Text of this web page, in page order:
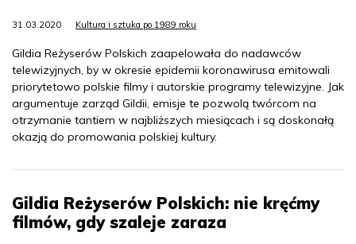
31.03.2020 Kultura i sztuka po 1989 roku
Gildia Reżyserów Polskich zaapelowała do nadawców
telewizyjnych, by w okresie epidemii koronawirusa emitowali
priorytetowo polskie filmy i autorskie programy telewizyjne. Jak
argumentuje zarząd Gildii, emisje te pozwolą twórcom na
otrzymanie tantiem w najbliższych miesiącach i są doskonałą
okazją do promowania polskiej kultury.
Gildia Reżyserów Polskich: nie kręćmy
filmów, gdy szaleje zaraza